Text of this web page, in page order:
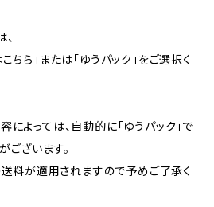
ら」または「ゆうパック」をご選択く
よっては、自動的に「ゆうパック」で
ざいます。
送料が適用されますので予めご了承く